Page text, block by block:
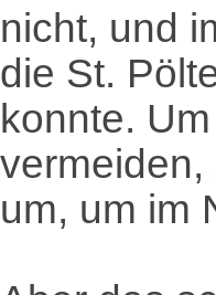
nicht, und
die St.
konnte.
um, um im